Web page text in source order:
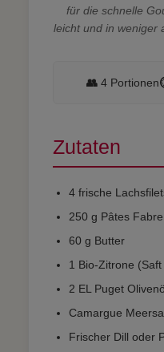
für die schnelle
leicht und in weniger
👥 4 Portionen
Zutaten
4 frische
250 g Pâtes
60 g Butter
1 Bio-Zitrone (Saft
2 EL Puget
Camargue
Frischer Dill oder